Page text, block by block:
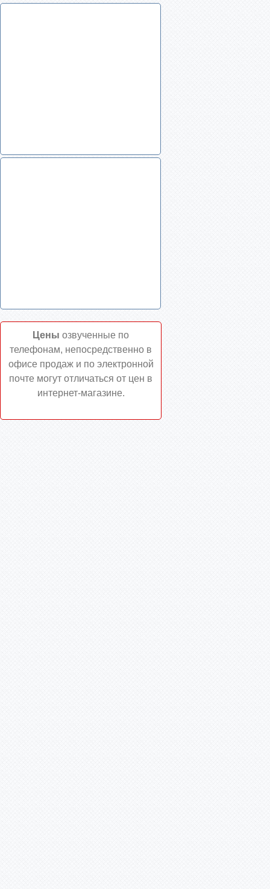
Цены озвученные по
телефонам, непосредственно в
офисе продаж и по электронной
почте могут отличаться от цен в
интернет-магазине.